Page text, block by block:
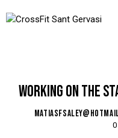
WORKING ON THE
0